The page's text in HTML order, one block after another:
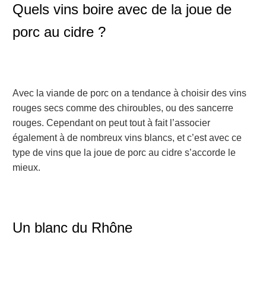
Quels vins boire avec de la joue de
porc au cidre ?
Avec la viande de porc on a tendance à choisir des vins
rouges secs comme des chiroubles, ou des sancerre
rouges. Cependant on peut tout à fait l’associer
également à de nombreux vins blancs, et c’est avec ce
type de vins que la joue de porc au cidre s’accorde le
mieux.
Un blanc du Rhône